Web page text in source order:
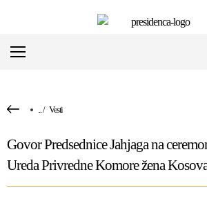
.../ Vesti
Govor Predsednice Jahjaga na
Ureda Privredne Komore žena